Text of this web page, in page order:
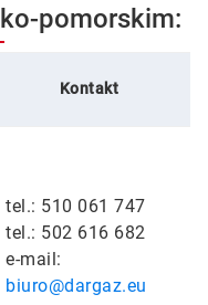
pomorskim:
Kontakt
tel.: 510 061 747
tel.: 502 616 682
e-mail:
biuro@dargaz.eu